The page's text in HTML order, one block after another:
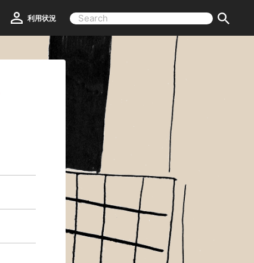
利用状況